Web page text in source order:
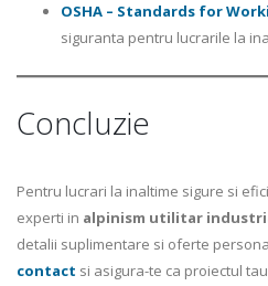
OSHA – Standards for
siguranta pentru lucrarile la
Concluzie
Pentru lucrari la inaltime sigure si
experti in alpinism utilitar
detalii suplimentare si oferte
contact si asigura-te ca proiectul